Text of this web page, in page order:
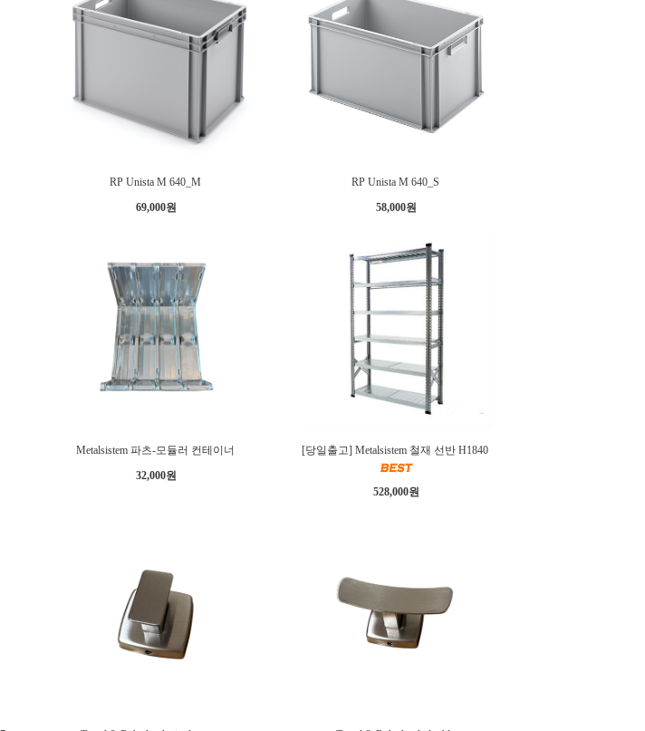
RP Unista M 640_M
69,000원
RP Unista M 640_S
58,000원
Metalsistem 파츠-모듈러 컨테이너
32,000원
[당일출고] Metalsistem 철재 선반 H1840
528,000원